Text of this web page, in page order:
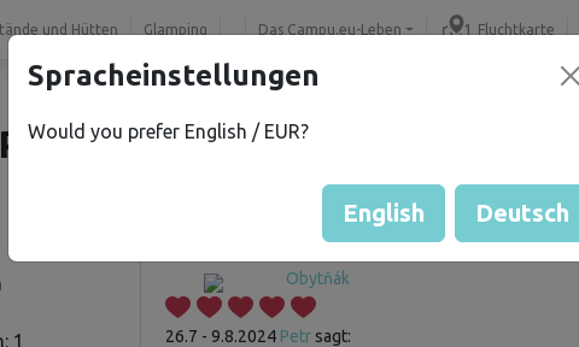
und Hütten Glamping Das Campu.eu-Leben Fluchtkarte
1
Gast hat noch keine
Fahrzeugbewertungen
Obytňák
26.7 - 9.8.2024 Petr sagt:
Spracheinstellungen
Would you prefer English / EUR?
English Deutsch